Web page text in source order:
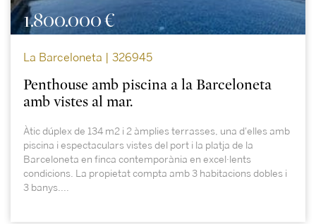
1.800.000 €
La Barceloneta | 326945
Penthouse amb piscina a la Barceloneta
amb vistes al mar.
Àtic dúplex de 134 m2 i 2 àmplies terrasses, una d'elles amb
piscina i espectaculars vistes del port i la platja de la
Barceloneta en finca contemporània en excel·lents
condicions. La propietat compta amb 3 habitacions dobles i
3 banys....